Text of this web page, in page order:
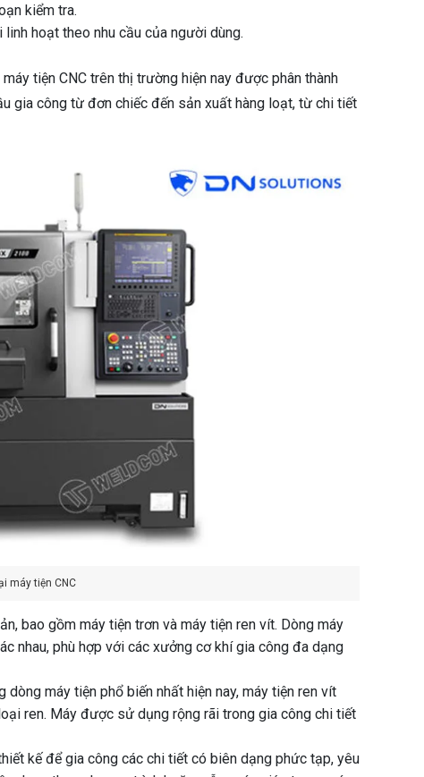
kiểm tra.
hoạt theo nhu cầu của người dùng.
tiện CNC trên thị trường hiện nay được phân thành
gia công từ đơn chiếc đến sản xuất hàng loạt, từ chi tiết
máy tiện CNC
bao gồm máy tiện trơn và máy tiện ren vít. Dòng máy
nhau, phù hợp với các xưởng cơ khí gia công đa dạng
dòng máy tiện phổ biến nhất hiện nay, máy tiện ren vít
ren. Máy được sử dụng rộng rãi trong gia công chi tiết
kế để gia công các chi tiết có biên dạng phức tạp, yêu